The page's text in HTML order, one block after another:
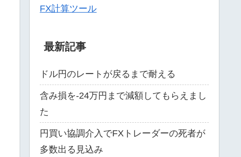
FX計算ツール
最新記事
ドル円のレートが戻るまで耐える
含み損を-24万円まで減額してもらえまし
た
円買い協調介入でFXトレーダーの死者が
多数出る見込み